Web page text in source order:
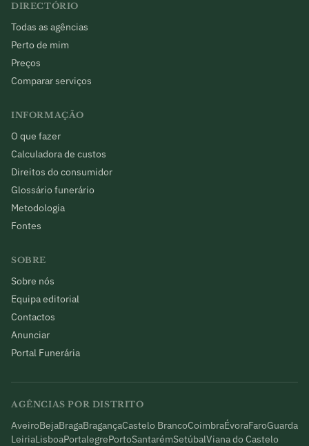
DIRECTÓRIO
Todas as agências
Perto de mim
Preços
Comparar serviços
INFORMAÇÃO
O que fazer
Calculadora de custos
Direitos do consumidor
Glossário funerário
Metodologia
Fontes
SOBRE
Sobre nós
Equipa editorial
Contactos
Anunciar
Portal Funerária
AGÊNCIAS POR DISTRITO
AveiroBejaBragaBragançaCastelo BrancoCoimbraÉvoraFaroGuarda
LeiriaLisboaPortalegrePortoSantarémSetúbalViana do Castelo